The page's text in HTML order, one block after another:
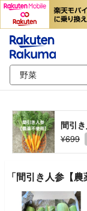
間引
¥699
「間引き人参【